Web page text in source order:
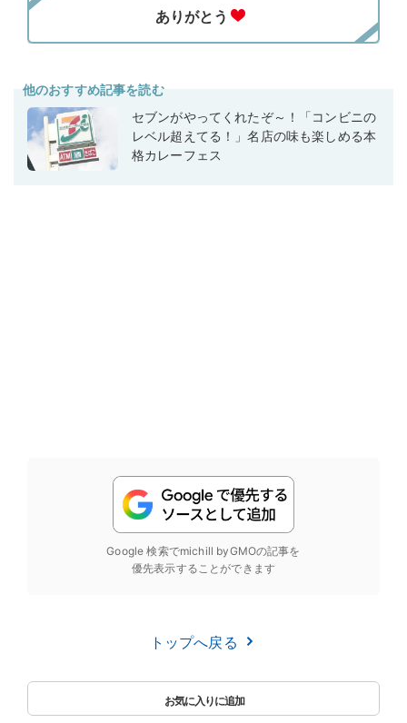
他のおすすめ記事を読む
セブンがやってくれたぞ～！「コンビニの
レベル超えてる！」名店の味も楽しめる本
格カレーフェス
Google 検索でmichill byGMOの記事を
優先表示することができます
トップへ戻る